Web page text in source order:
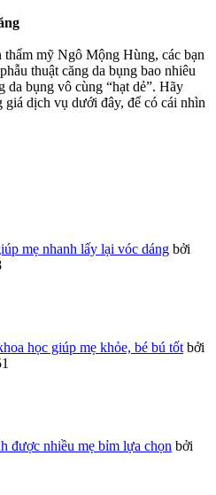
mỹ Ngô Mộng Hùng, các bạn
thuật căng da bụng bao nhiêu
da bụng vô cùng “hạt dẻ”. Hãy
giá dịch vụ dưới đây, để có cái nhìn
mẹ nhanh lấy lại vóc dáng bởi
học giúp mẹ khỏe, bé bú tốt bởi
được nhiều mẹ bỉm lựa chọn bởi